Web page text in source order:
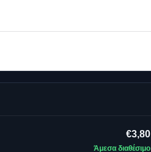
€3,80
Άμεσα διαθέσιμο